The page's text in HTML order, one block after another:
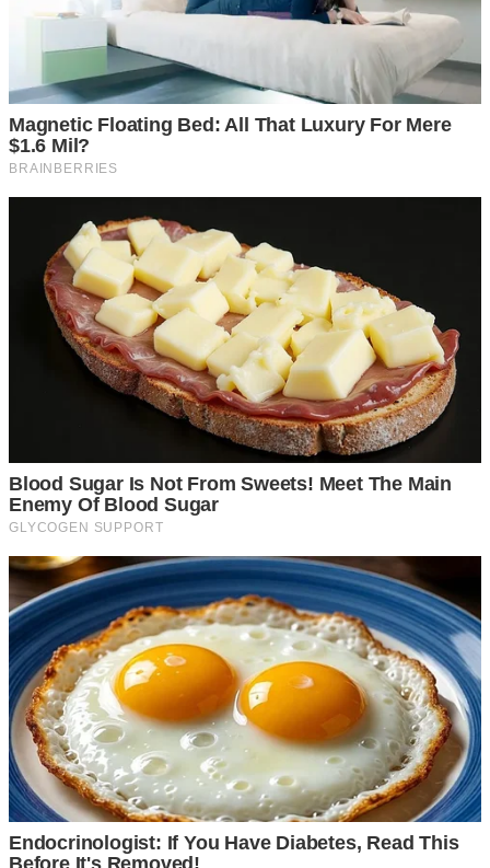
สะดวกและรวดเร็วหากเราจอดรถไว้ในลักษณะหันหน้าออก
เวลาเกิดเหตุฉุ ก เ ฉิ นขึ้นมาต้องออกรถในเวลาที่รวดเร็ว เราก็
ไม่ต้องคอยถอยรถออก สามารถขึ้นรถแล้วขับออกไปได้เลย
สะดวกและประหยัดเวลามาก
ปลอดภั ย มากขึ้น
จอดรถโดยการหันหน้ารถเข้าอาจทำให้เกิดอุ บั ติ เ ห ตุเฉี่ยวชน
รถคันอื่นได้ง่าย เนื่องจากระยะมองเห็นที่แคบ และการตีโค้งที่
กะระยะย า ก แต่หากเราค่อยๆถอยเอาหลังเข้า ระยะการมอง
เห็นจะกว้าง และชัดเจนกว่า ทำให้ความเสี่ยงในการเฉี่ยวชนนั้น
เกิดขึ้นได้ย า กมาก
ป้องกันโจรลักขโมยเราจะเห็นได้ว่าฟิล์มที่ติดกระจกรถนั้น ด้าน
หน้ามักจะไม่ทึบเท่าด้านหลัง ทำให้คนเดินผ่ า นไปมาเห็น
เหตุการณ์ที่เกิดขึ้นในรถได้ชัดเจน การมองจากด้านหน้า ทำให้
มองเห็นด้านในรถเป็นวงกว้าง และมองได้อย่ า งทั่วถึงไปถึงด้าน
หลัง ปลอดภั ย ทั้งเวลาจอดรถ และเวลาที่เราจะออกรถด้วย
เพราะเราจะสามารถมองเห็นได้อย่ า งชัดเจนเลยว่า มีมิจฉาชีพ
ซ่อนตัวอยู่ในรถเราหรือเปล่า เพื่อป้องกันทรัพย์สินภายในรถ
ด้วยเรื่องง่ายๆเหล่านี้ สามารถลดอุ บั ติ เ ห ตุ และอ า ช ญ าก ร
ร ม ได้มากมาย แม้ว่าการถอยหลังรถเข้าที่จอด จะเป็นสิ่งที่ยุ่งย
า กสำหรับผู้ขับรถมือใหม่ แต่การยอมเสียเวลาในขณะจอดที่
มากขึ้น ก็ช่วยย่นระยะเวลาในการออกตัวจา กที่จอดได้มากเช่น
กัน อีกทั้งยังช่วยป้องกันเหตุต่างๆได้เป็นอย่ า งดี